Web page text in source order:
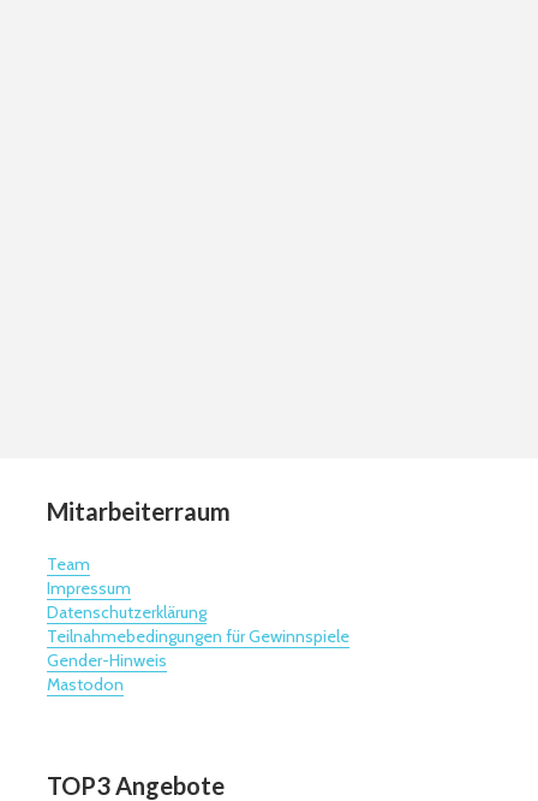
Mitarbeiterraum
Team
Impressum
Datenschutzerklärung
Teilnahmebedingungen für Gewinnspiele
Gender-Hinweis
Mastodon
TOP3 Angebote